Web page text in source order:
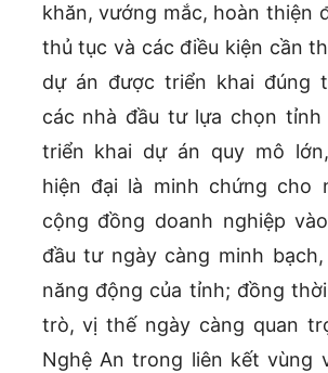
khăn, vướng mắc, hoàn thiện
thủ tục và các điều kiện cần
dự án được triển khai đúng
các nhà đầu tư lựa chọn tỉnh
triển khai dự án quy mô
hiện đại là minh chứng cho
cộng đồng doanh nghiệp
đầu tư ngày càng minh
năng động của tỉnh; đồng
trò, vị thế ngày càng quan
Nghệ An trong liên kết vùng